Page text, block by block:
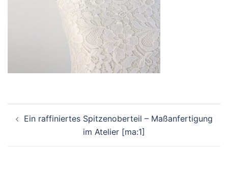
Ein raffiniertes Spitzenoberteil – Maßanfertigung
im Atelier [ma:1]